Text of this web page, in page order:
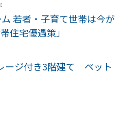
若者・子育て世帯は今が
住宅優遇策」
ージ付き3階建て ペット